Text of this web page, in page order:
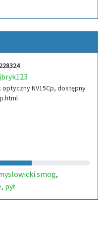
228324
jbryk123
optyczny NV15Cp, dostępny
smog,
, pył